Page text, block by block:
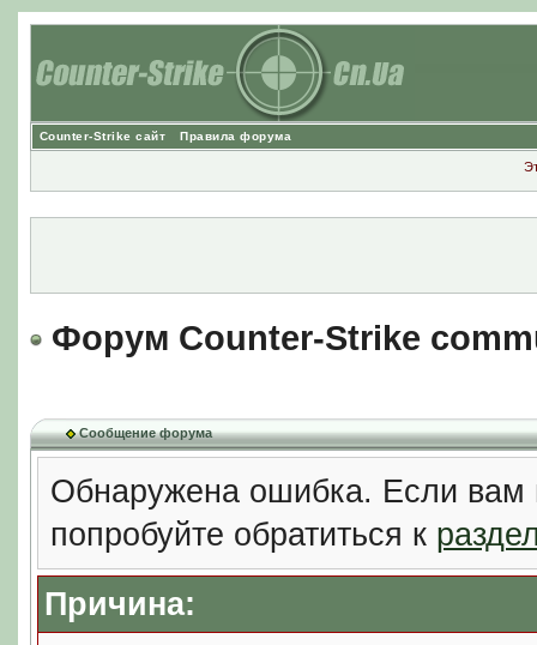
Counter-Strike сайт Правила форума
Форум Counter-Strike
Сообщение форума
Обнаружена ошибка. Если вам
попробуйте обратиться к
Причина: